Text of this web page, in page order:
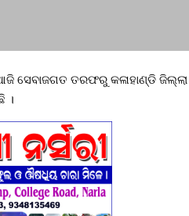
ସେବାଜଗତ ତରଫରୁ କଳାହାଣ୍ଡି
।